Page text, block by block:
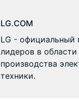
LG.COM
LG - официальный
лидеров в
производства
техники.